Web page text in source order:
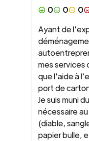
0
0 0
Ayant de
mes services
que l'aide à
port de
Je suis muni
nécessaire
(diable,
papier bulle,